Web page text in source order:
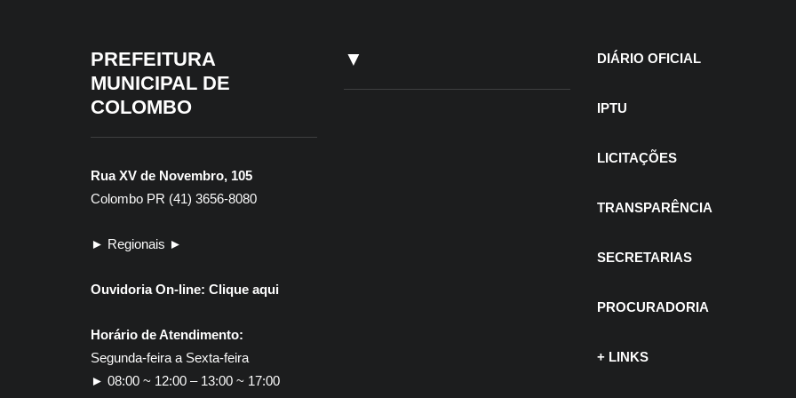
PREFEITURA
MUNICIPAL DE
COLOMBO
Rua XV de Novembro, 105
Colombo PR (41) 3656-8080
► Regionais ►
Ouvidoria On-line: Clique aqui
Horário de Atendimento:
Segunda-feira a Sexta-feira
► 08:00 ~ 12:00 – 13:00 ~ 17:00
▼ DIÁRIO OFICIAL
IPTU
LICITAÇÕES
TRANSPARÊNCIA
SECRETARIAS
PROCURADORIA
+ LINKS